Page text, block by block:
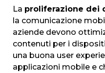
La proliferazione dei
la comunicazione
aziende devono
contenuti per i
una buona user
applicazioni mobile e